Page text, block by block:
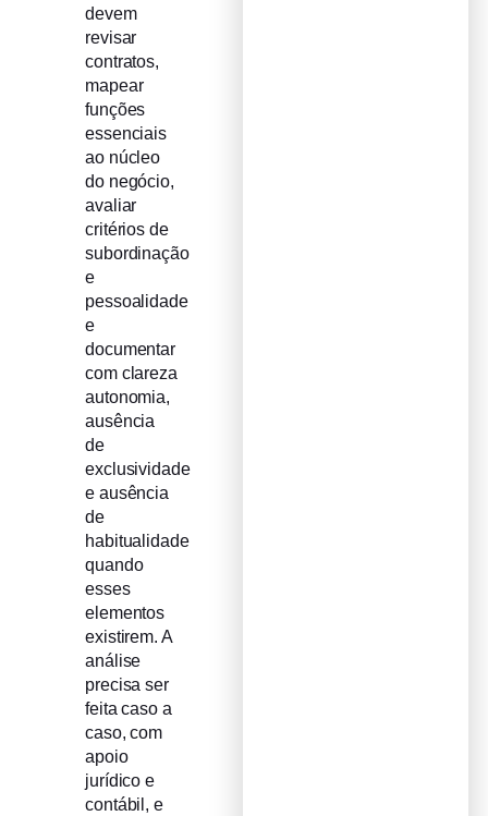
devem
revisar
contratos,
mapear
funções
essenciais
ao núcleo
do negócio,
avaliar
critérios de
subordinação
e
pessoalidade
e
documentar
com clareza
autonomia,
ausência
de
exclusividade
e ausência
de
habitualidade
quando
esses
elementos
existirem. A
análise
precisa ser
feita caso a
caso, com
apoio
jurídico e
contábil, e